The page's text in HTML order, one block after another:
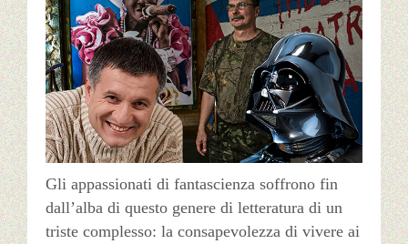
Gli appassionati di fantascienza soffrono fin
dall’alba di questo genere di letteratura di un
triste complesso: la consapevolezza di vivere ai